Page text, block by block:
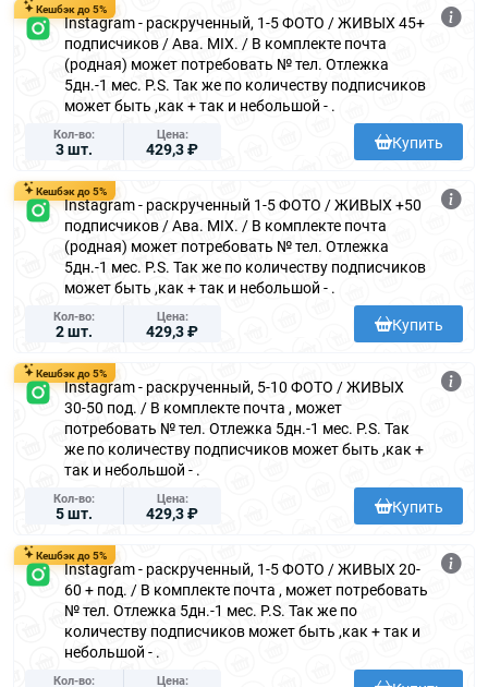
Кешбэк до 5%
Instagram - раскрученный, 1-5 ФОТО / ЖИВЫХ 45+
подписчиков / Ава. MIX. / В комплекте почта
(родная) может потребовать № тел. Отлежка
5дн.-1 мес. P.S. Так же по количеству подписчиков
может быть ,как + так и небольшой - .
Кол-во
3 шт.
Цена
429,3 ₽ Купить
Кешбэк до 5%
Instagram - раскрученный 1-5 ФОТО / ЖИВЫХ +50
подписчиков / Ава. MIX. / В комплекте почта
(родная) может потребовать № тел. Отлежка
5дн.-1 мес. P.S. Так же по количеству подписчиков
может быть ,как + так и небольшой - .
Кол-во
2 шт.
Цена
429,3 ₽ Купить
Кешбэк до 5%
Instagram - раскрученный, 5-10 ФОТО / ЖИВЫХ
30-50 под. / В комплекте почта , может
потребовать № тел. Отлежка 5дн.-1 мес. P.S. Так
же по количеству подписчиков может быть ,как +
так и небольшой - .
Кол-во
5 шт.
Цена
429,3 ₽ Купить
Кешбэк до 5%
Instagram - раскрученный, 1-5 ФОТО / ЖИВЫХ 20-
60 + под. / В комплекте почта , может потребовать
№ тел. Отлежка 5дн.-1 мес. P.S. Так же по
количеству подписчиков может быть ,как + так и
небольшой - .
Кол-во Цена